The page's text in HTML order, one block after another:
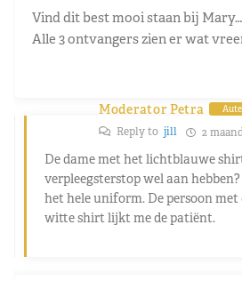
Vind dit best mooi staan bij
Alle 3 ontvangers zien er wat
Moderator Petra
Reply to jill 2
De dame met het lichtblauwe
verpleegsterstop wel aan
het hele uniform. De persoon met
witte shirt lijkt me de patiënt.